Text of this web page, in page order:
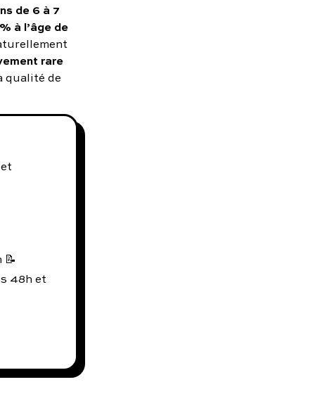
de 6 à 7
à l’âge de
rare
qualité de
48h et